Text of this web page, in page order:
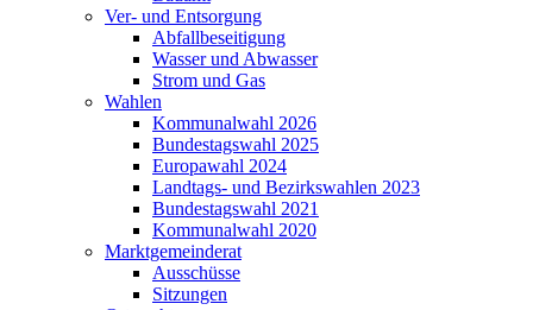
Ver- und Entsorgung
Abfallbeseitigung
Wasser und Abwasser
Strom und Gas
Wahlen
Kommunalwahl 2026
Bundestagswahl 2025
Europawahl 2024
Landtags- und Bezirkswahlen 2023
Bundestagswahl 2021
Kommunalwahl 2020
Marktgemeinderat
Ausschüsse
Sitzungen